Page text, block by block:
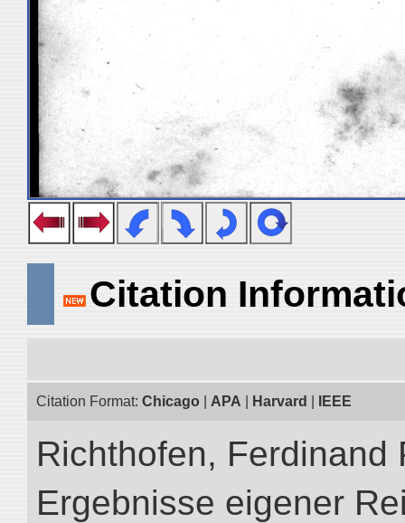
Citation
Citation Format: Chicago APA Harvard IEEE
Richthofen, Ferdinand
Ergebnisse eigener